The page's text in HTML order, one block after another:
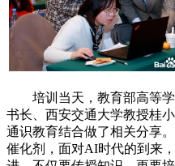
培训当天，教育部高等学
书长、西安交通大学教授桂
通识教育结合做了相关分享
催化剂，面对AI时代的到来